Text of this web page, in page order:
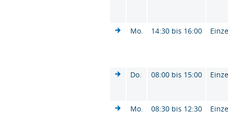
Mo. 14:30 bis 16:00
Do. 08:00 bis 15:00
Mo. 08:30 bis 12:30